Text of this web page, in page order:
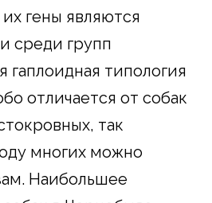
гены являются
среди групп
типология
отличается от собак
так
многих можно
Наибольшее